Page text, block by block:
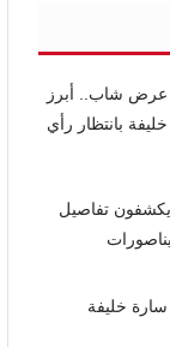
عرض شاب.. أبرز
بانتظار رأي
يكشفون تفاصيل
خليفة